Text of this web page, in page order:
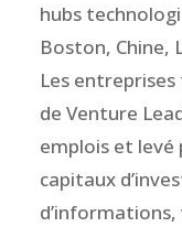
hubs
Boston, Chine,
Les
de Venture
emplois et levé
capitaux
d’informations,